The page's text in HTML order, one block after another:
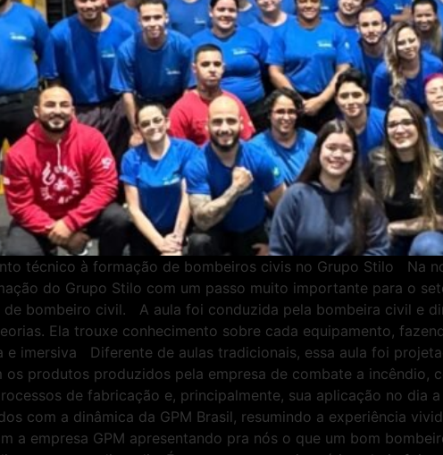
técnico à formação de bombeiros civis no Grupo Stilo Na
do Grupo Stilo com um passo muito importante para o
bombeiro civil. A aula foi conduzida pela bombeira civil e
Ela trouxe conhecimento sobre cada equipamento,
imersiva Diferente de aulas tradicionais, essa aula foi
produtos produzidos pela empresa de combate a incêndio,
de fabricação e, principalmente, sua aplicação no dia
com a dinâmica da GPM Brasil, resumindo a experiência
a empresa GPM apresentando pra nós o que um bom